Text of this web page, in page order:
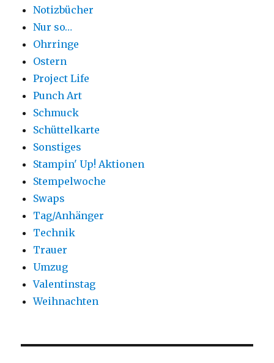
Notizbücher
Nur so…
Ohrringe
Ostern
Project Life
Punch Art
Schmuck
Schüttelkarte
Sonstiges
Stampin' Up! Aktionen
Stempelwoche
Swaps
Tag/Anhänger
Technik
Trauer
Umzug
Valentinstag
Weihnachten